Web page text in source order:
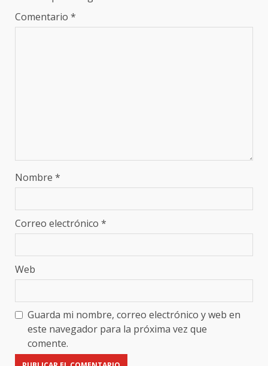
Comentario *
Nombre *
Correo electrónico *
Web
Guarda mi nombre, correo electrónico y web en
este navegador para la próxima vez que
comente.